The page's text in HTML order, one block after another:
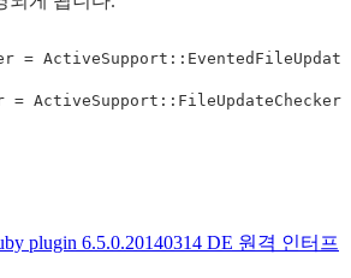
=
plugin 6.5.0.20140314 DE 원격 인터프